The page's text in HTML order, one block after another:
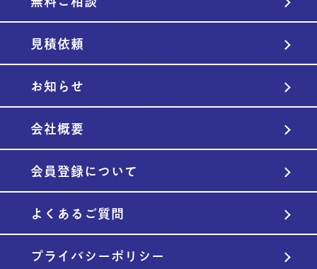
見積依頼
お知らせ
会社概要
会員登録について
よくあるご質問
プライバシーポリシー